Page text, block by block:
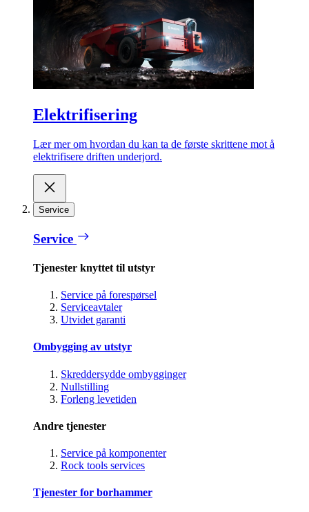
Elektrifisering
Lær mer om hvordan du kan ta de første skrittene mot å
elektrifisere driften underjord.
Service
Service
Tjenester knyttet til utstyr
Service på forespørsel
Serviceavtaler
Utvidet garanti
Ombygging av utstyr
Skreddersydde ombygginger
Nullstilling
Forleng levetiden
Andre tjenester
Service på komponenter
Rock tools services
Tjenester for borhammer